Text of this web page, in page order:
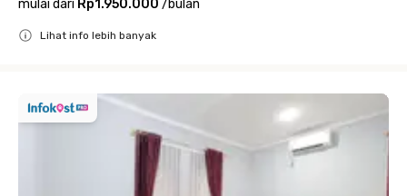
mulai dari Rp1.950.000 /bulan
Lihat info lebih banyak